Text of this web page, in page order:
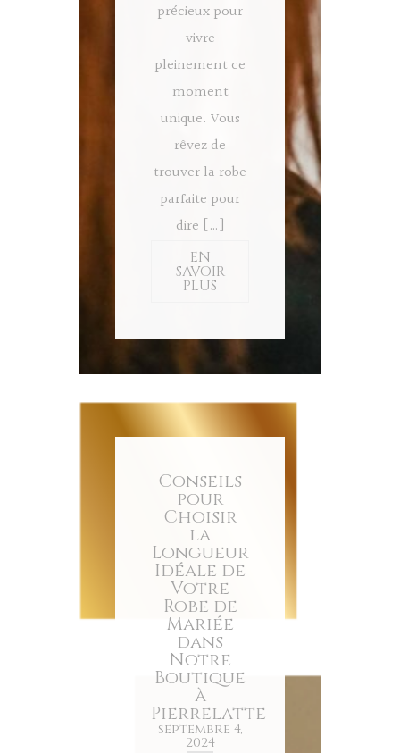
précieux pour
vivre
pleinement ce
moment
unique. Vous
rêvez de
trouver la robe
parfaite pour
dire […]
EN
SAVOIR
PLUS
Conseils
pour
Choisir
la
Longueur
Idéale de
Votre
Robe de
Mariée
dans
Notre
Boutique
à
Pierrelatte
septembre 4,
2024